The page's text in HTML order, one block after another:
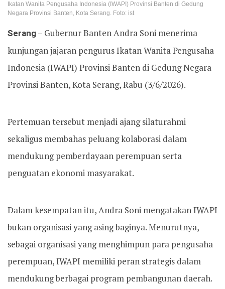
Ikatan Wanita Pengusaha Indonesia (IWAPI) Provinsi Banten di Gedung
Negara Provinsi Banten, Kota Serang. Foto: ist
Serang– Gubernur Banten Andra Soni menerima
kunjungan jajaran pengurus Ikatan Wanita Pengusaha
Indonesia (IWAPI) Provinsi Banten di Gedung Negara
Provinsi Banten, Kota Serang, Rabu (3/6/2026).
Pertemuan tersebut menjadi ajang silaturahmi
sekaligus membahas peluang kolaborasi dalam
mendukung pemberdayaan perempuan serta
penguatan ekonomi masyarakat.
Dalam kesempatan itu, Andra Soni mengatakan IWAPI
bukan organisasi yang asing baginya. Menurutnya,
sebagai organisasi yang menghimpun para pengusaha
perempuan, IWAPI memiliki peran strategis dalam
mendukung berbagai program pembangunan daerah.